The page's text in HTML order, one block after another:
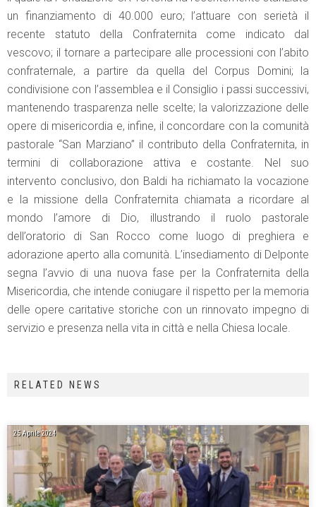
un finanziamento di 40.000 euro; l’attuare con serietà il
recente statuto della Confraternita come indicato dal
vescovo; il tornare a partecipare alle processioni con l’abito
confraternale, a partire da quella del Corpus Domini; la
condivisione con l’assemblea e il Consiglio i passi successivi,
mantenendo trasparenza nelle scelte; la valorizzazione delle
opere di misericordia e, infine, il concordare con la comunità
pastorale “San Marziano” il contributo della Confraternita, in
termini di collaborazione attiva e costante. Nel suo
intervento conclusivo, don Baldi ha richiamato la vocazione
e la missione della Confraternita chiamata a ricordare al
mondo l’amore di Dio, illustrando il ruolo pastorale
dell’oratorio di San Rocco come luogo di preghiera e
adorazione aperto alla comunità. L’insediamento di Delponte
segna l’avvio di una nuova fase per la Confraternita della
Misericordia, che intende coniugare il rispetto per la memoria
delle opere caritative storiche con un rinnovato impegno di
servizio e presenza nella vita in città e nella Chiesa locale.
RELATED NEWS
25 Aprile 2024